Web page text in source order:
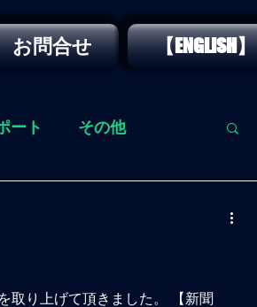
お問合せ 【ENGLISH】
ート その他
取り上げて頂きました。 【新聞